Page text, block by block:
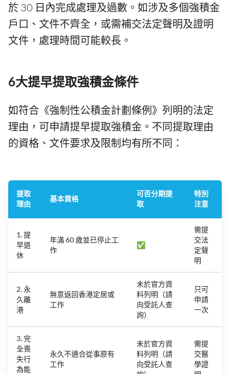
於 30 日內完成處理及過數。如涉及多個強積金
戶口、文件不齊全，或需補交法定聲明及證明
文件，處理時間可能較長。
6大提早提取強積金條件
如符合《強制性公積金計劃條例》列明的法定
理由，可申請提早提取強積金。不同提取理由
的資格、文件要求及限制均有所不同：
提取
理由
基本資格
可否分期提
取
特別
注意
1. 提
早退
休
年滿 60 歲並已停止工
作
✅
需提
交法
定聲
明
2. 永
久離
港
無意返回香港定居或
工作
未於官方資
料列明（請
向受託人查
詢）
只可
申請
一次
3. 完
全喪
失行
為能
永久不適合從事原有
工作
未於官方資
料列明（請
向受託人查
需提
交醫
學證